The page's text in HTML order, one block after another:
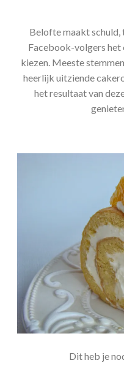
Belofte maakt schuld,
Facebook-volgers het
kiezen. Meeste
heerlijk uitziende
het resultaat van
Dit heb je